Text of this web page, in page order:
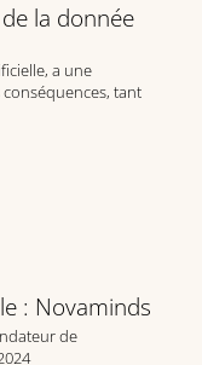
de la donnée
a une
tant
Le Cercle de la
: Novaminds
de